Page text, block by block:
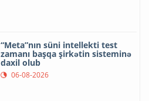
“Meta”nın süni intellekti test
zamanı başqa şirkətin sisteminə
daxil olub
06-08-2026